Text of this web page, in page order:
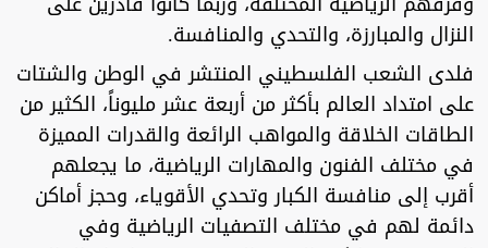
النزال والمبارزة، والتحدي والمنافسة.
فلدى الشعب الفلسطيني المنتشر في الوطن والشتات
على امتداد العالم بأكثر من أربعة عشر مليوناً، الكثير من
الطاقات الخلاقة والمواهب الرائعة والقدرات المميزة
في مختلف الفنون والمهارات الرياضية، ما يجعلهم
أقرب إلى منافسة الكبار وتحدي الأقوياء، وحجز أماكن
دائمة لهم في مختلف التصفيات الرياضية وفي